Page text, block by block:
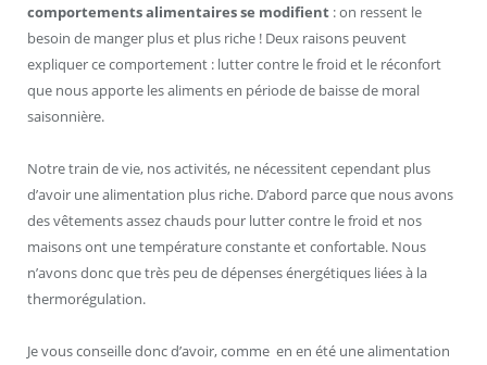
comportements alimentaires se modifient : on ressent le
besoin de manger plus et plus riche ! Deux raisons peuvent
expliquer ce comportement : lutter contre le froid et le réconfort
que nous apporte les aliments en période de baisse de moral
saisonnière.
Notre train de vie, nos activités, ne nécessitent cependant plus
d’avoir une alimentation plus riche. D’abord parce que nous avons
des vêtements assez chauds pour lutter contre le froid et nos
maisons ont une température constante et confortable. Nous
n’avons donc que très peu de dépenses énergétiques liées à la
thermorégulation.
Je vous conseille donc d’avoir, comme en en été une alimentation